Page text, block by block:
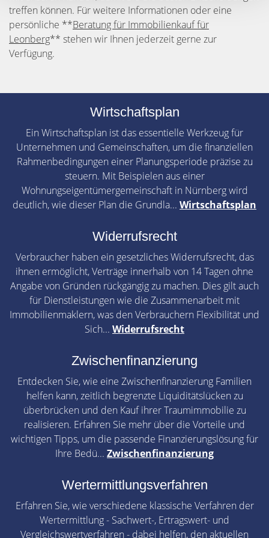
treffen können. Für weitere Informationen oder eine
persönliche **Beratung für Immobilienkauf für
Leonberg** stehen wir Ihnen jederzeit gerne zur
Verfügung.
Wirtschaftsplan
Ein Wirtschaftsplan ist das essentielle Werkzeug für
Unternehmen und Gemeinschaften, um die finanziellen
Rahmenbedingungen einer Planungsperiode präzise zu
steuern. Mit Beispielen aus einer
Wohnungseigentümergemeinschaft in Nürnberg wird
deutlich, wie dieser Plan die Grundla... Wirtschaftsplan
Widerrufsrecht
Verbraucher haben ein gesetzliches Widerrufsrecht, das
ihnen ermöglicht, Verträge innerhalb von 14 Tagen ohne
Angabe von Gründen rückgängig zu machen. Dies gilt auch
für Dienstleistungen wie die Zusammenarbeit mit
Immobilienmaklern, was den Verbrauchern Flexibilität und
Sich... Widerrufsrecht
Zwischenfinanzierung
Entdecken Sie, wie eine Zwischenfinanzierung Familien
helfen kann, zeitlich begrenzte Liquiditätslücken zu
überbrücken und den Kauf ihrer Traumimmobilie zu
realisieren. Erfahren Sie mehr über die Vorteile und
wichtigen Tipps, um die passende Finanzierungslösung für
Ihre Bedü... Zwischenfinanzierung
Wertermittlungsverfahren
Erfahren Sie, wie verschiedene klassische Verfahren der
Wertermittlung - Sachwert-, Ertragswert- und
Vergleichswertverfahren - dabei helfen, den aktuellen